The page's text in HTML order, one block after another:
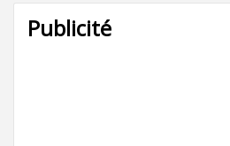
Publicité